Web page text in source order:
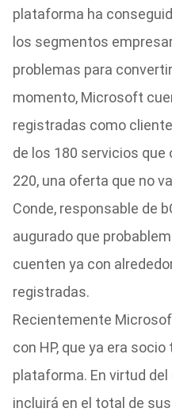
plataforma ha
los segmentos
problemas para
momento, Microsoft
registradas como
de los 180 servicios
220, una oferta que no
Conde, responsable de
augurado que
cuenten ya con
registradas.
Recientemente
con HP, que ya era
plataforma. En virtud
incluirá en el total de